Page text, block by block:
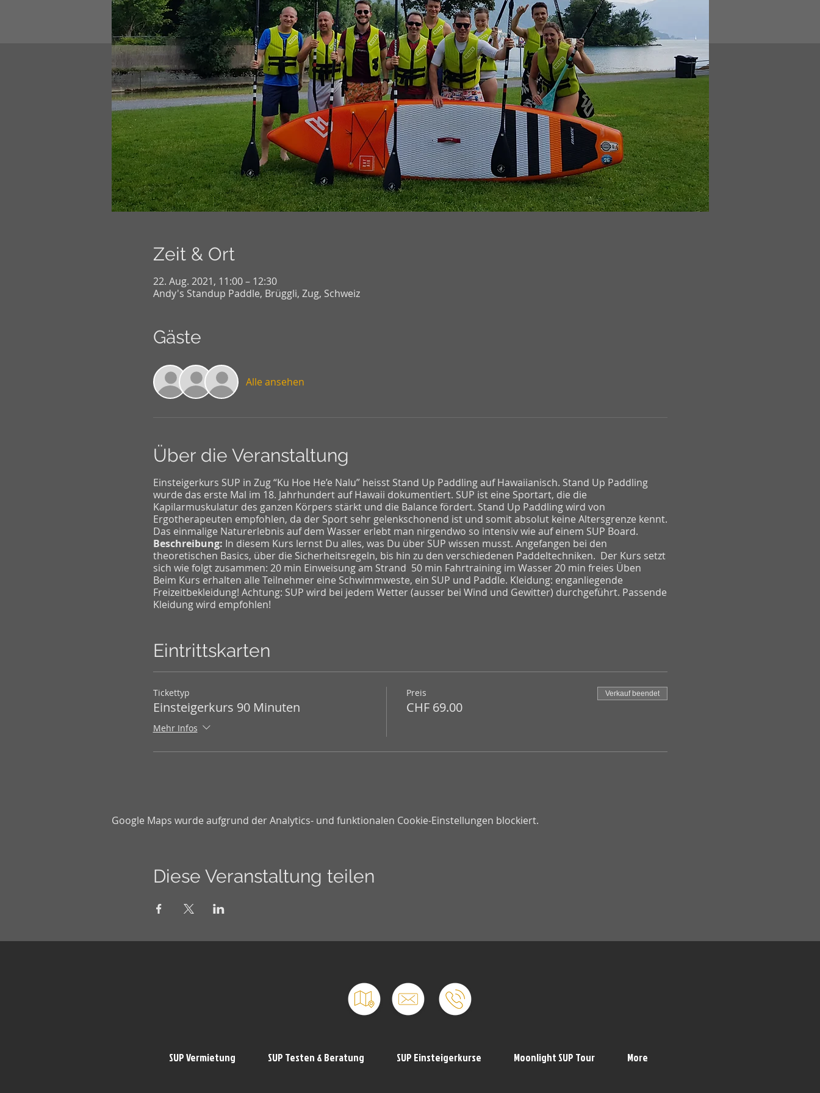
Zeit & Ort
22. Aug. 2021, 11:00 – 12:30
Andy's Standup Paddle, Brüggli, Zug, Schweiz
Gäste
Alle ansehen
Über die Veranstaltung
Einsteigerkurs SUP in Zug “Ku Hoe He’e Nalu” heisst Stand Up Paddling auf Hawaiianisch. Stand Up Paddling
wurde das erste Mal im 18. Jahrhundert auf Hawaii dokumentiert. SUP ist eine Sportart, die die
Kapilarmuskulatur des ganzen Körpers stärkt und die Balance fördert. Stand Up Paddling wird von
Ergotherapeuten empfohlen, da der Sport sehr gelenkschonend ist und somit absolut keine Altersgrenze kennt.
Das einmalige Naturerlebnis auf dem Wasser erlebt man nirgendwo so intensiv wie auf einem SUP Board.
Beschreibung: In diesem Kurs lernst Du alles, was Du über SUP wissen musst. Angefangen bei den
theoretischen Basics, über die Sicherheitsregeln, bis hin zu den verschiedenen Paddeltechniken. Der Kurs setzt
sich wie folgt zusammen: 20 min Einweisung am Strand 50 min Fahrtraining im Wasser 20 min freies Üben
Beim Kurs erhalten alle Teilnehmer eine Schwimmweste, ein SUP und Paddle. Kleidung: enganliegende
Freizeitbekleidung! Achtung: SUP wird bei jedem Wetter (ausser bei Wind und Gewitter) durchgeführt. Passende
Kleidung wird empfohlen!
Grundlagen
Boardposition
Wir bringen Dich auf's Board ;-)
Kursdauer: 90 Minuten
Preis: CHF 69 pro Person (ein Neoprenanzug braucht es nicht)
gutgeschrieben.
Eintrittskarten
Tickettyp
Einsteigerkurs 90 Minuten
Mehr Infos
Preis
CHF 69.00
Verkauf beendet
Google Maps wurde aufgrund der Analytics- und funktionalen Cookie-Einstellungen blockiert.
Diese Veranstaltung teilen
SUP Vermietung SUP Testen & Beratung SUP Einsteigerkurse Moonlight SUP Tour More